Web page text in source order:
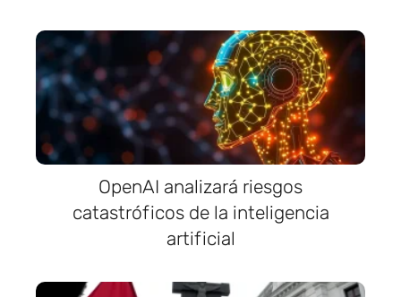
OpenAI analizará riesgos
catastróficos de la inteligencia
artificial